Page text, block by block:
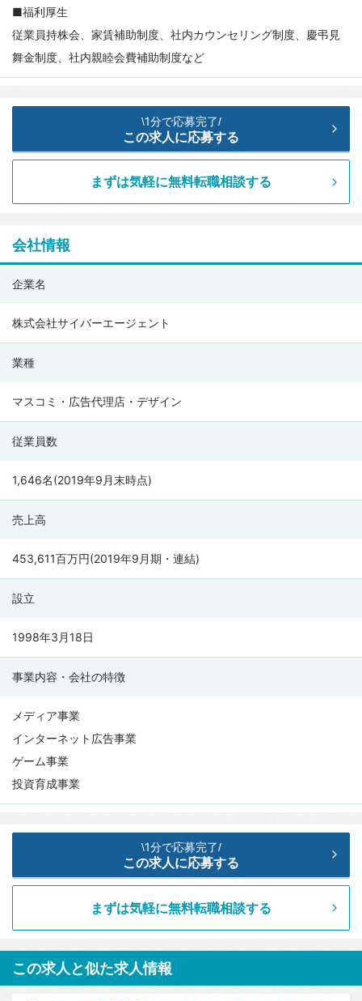
■福利厚生
従業員持株会、家賃補助制度、社内カウンセリング制度、慶弔見
舞金制度、社内親睦会費補助制度など
まずは気軽に無料転職相談する
\1分で応募完了/
この求人に応募する
会社情報
社
ジ
情
企業名
株式会社サイバーエージェント
業種
マスコミ・広告代理店・デザイン
従業員数
1,646名(2019年9月末時点)
売上高
453,611百万円(2019年9月期・連結)
設立
1998年3月18日
事業内容・会社の特徴
メディア事業
インターネット広告事業
ゲーム事業
投資育成事業
まずは気軽に無料転職相談する
\1分で応募完了/
この求人に応募する
この求人と似た求人情報